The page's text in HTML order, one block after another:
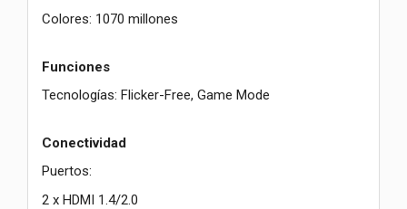
Colores: 1070 millones
Funciones
Tecnologías: Flicker-Free, Game Mode
Conectividad
Puertos:
2 x HDMI 1.4/2.0